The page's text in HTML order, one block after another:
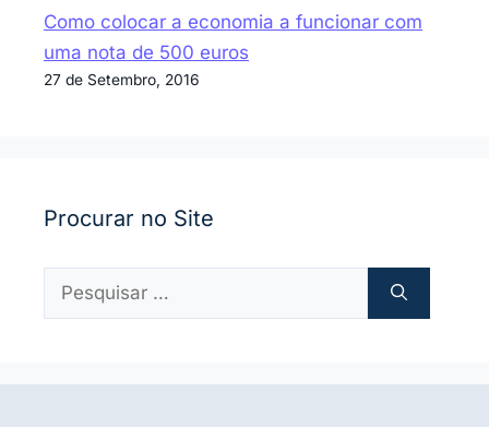
Como colocar a economia a funcionar com
uma nota de 500 euros
27 de Setembro, 2016
Procurar no Site
Pesquisar